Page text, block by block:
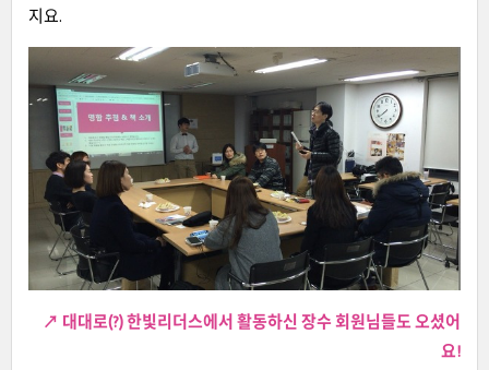
지요.
↗ 대대로(?) 한빛리더스에서 활동하신 장수 회원님들도 오셨어
요!